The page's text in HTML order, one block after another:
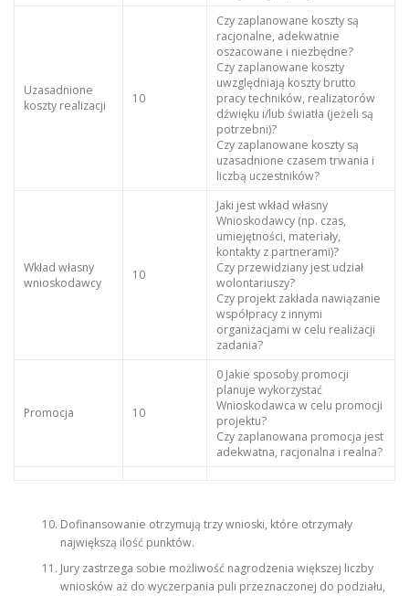
Uzasadnione
koszty realizacji
10
Czy zaplanowane koszty są
racjonalne, adekwatnie
oszacowane i niezbędne?
Czy zaplanowane koszty
uwzględniają koszty brutto
pracy techników, realizatorów
dźwięku i/lub światła (jeżeli są
potrzebni)?
Czy zaplanowane koszty są
uzasadnione czasem trwania i
liczbą uczestników?
Wkład własny
wnioskodawcy
10
Jaki jest wkład własny
Wnioskodawcy (np. czas,
umiejętności, materiały,
kontakty z partnerami)?
Czy przewidziany jest udział
wolontariuszy?
Czy projekt zakłada nawiązanie
współpracy z innymi
organizacjami w celu realizacji
zadania?
Promocja 10
0 Jakie sposoby promocji
planuje wykorzystać
Wnioskodawca w celu promocji
projektu?
Czy zaplanowana promocja jest
adekwatna, racjonalna i realna?
Dofinansowanie otrzymują trzy wnioski, które otrzymały
największą ilość punktów.
Jury zastrzega sobie możliwość nagrodzenia większej liczby
wniosków aż do wyczerpania puli przeznaczonej do podziału,